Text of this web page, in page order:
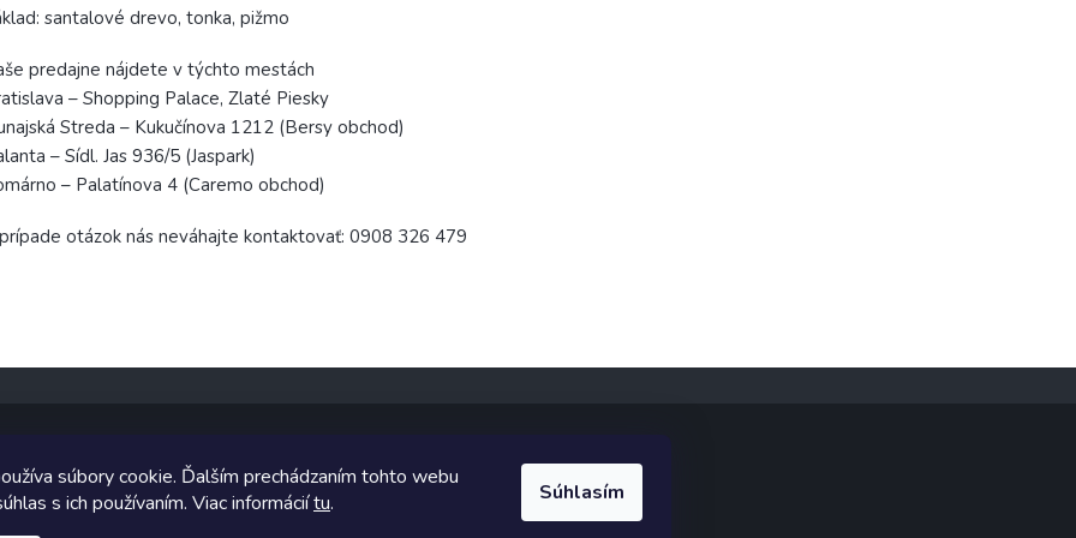
súbory cookie. Ďalším prechádzaním tohto webu
s ich používaním. Viac informáciítu. Súhlasím
santalové drevo, tonka, pižmo
predajne nájdete v týchto mestách
– Shopping Palace, Zlaté Piesky
Streda – Kukučínova 1212 (Bersy obchod)
– Sídl. Jas 936/5 (Jaspark)
– Palatínova 4 (Caremo obchod)
otázok nás neváhajte kontaktovať: 0908 326 479
Copyright 2026TopUpParfémy. Všetky práva vyhradené.